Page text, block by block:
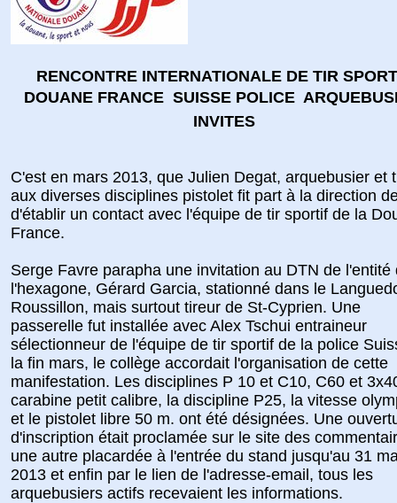
RENCONTRE INTERNATIONALE DE TIR
DOUANE FRANCE  SUISSE POLICE 
INVITES
C'est en mars 2013, que Julien Degat, arquebusier et
aux diverses disciplines pistolet fit part à la direction
d'établir un contact avec l'équipe de tir sportif de la
France.
Serge Favre parapha une invitation au DTN de l'entité
l'hexagone, Gérard Garcia, stationné dans le
Roussillon, mais surtout tireur de St-Cyprien. Une
passerelle fut installée avec Alex Tschui entraineur
sélectionneur de l'équipe de tir sportif de la police
la fin mars, le collège accordait l'organisation de cette
manifestation. Les disciplines P 10 et C10, C60 et
carabine petit calibre, la discipline P25, la vitesse
et le pistolet libre 50 m. ont été désignées. Une
d'inscription était proclamée sur le site des
une autre placardée à l'entrée du stand jusqu'au 31
2013 et enfin par le lien de l'adresse-email, tous les
arquebusiers actifs recevaient les informations.